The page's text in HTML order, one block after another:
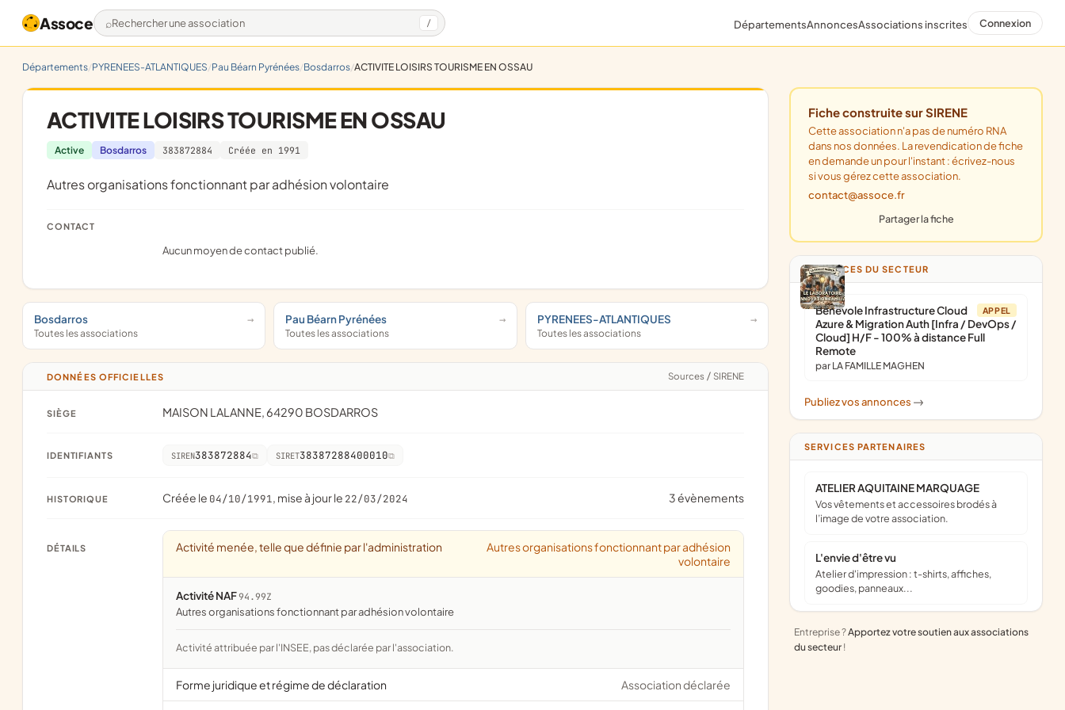
Assoce Rechercher une association / DépartementsAnnoncesAssociations inscrites Connexion
Départements PYRENEES-ATLANTIQUES Pau Béarn Pyrénées Bosdarros ACTIVITE LOISIRS TOURISME EN OSSAU
ACTIVITE LOISIRS TOURISME EN OSSAU
Active Bosdarros 383872884 Créée en 1991
Autres organisations fonctionnant par adhésion volontaire
CONTACT
Aucun moyen de contact publié.
Bosdarros
Toutes les associations
Pau Béarn Pyrénées
Toutes les associations
PYRENEES-ATLANTIQUES
Toutes les associations
DONNÉES OFFICIELLES Sources / SIRENE
SIÈGE MAISON LALANNE, 64290 BOSDARROS
IDENTIFIANTS SIREN383872884 SIRET38387288400010
HISTORIQUE Créée le 04/10/1991, mise à jour le 22/03/2024 3 évènements
DÉTAILS Activité menée, telle que définie par l'administration
Autres organisations fonctionnant par adhésion
volontaire
Activité NAF94.99Z
Autres organisations fonctionnant par adhésion volontaire
Activité attribuée par l'INSEE, pas déclarée par l'association.
Forme juridique et régime de déclaration Association déclarée
Fiche construite sur SIRENE
Cette association n'a pas de numéro RNA
dans nos données. La revendication de fiche
en demande un pour l'instant : écrivez-nous
si vous gérez cette association.
contact@assoce.fr
Partager la fiche
ANNONCES DU SECTEUR
APPEL
Bénévole Infrastructure Cloud
Azure & Migration Auth [Infra / DevOps /
Cloud] H/F - 100% à distance Full
Remote
par LA FAMILLE MAGHEN
Publiez vos annonces ->
SERVICES PARTENAIRES
ATELIER AQUITAINE MARQUAGE
Vos vêtements et accessoires brodés à
l’image de votre association.
L'envie d'être vu
Atelier d'impression : t-shirts, affiches,
goodies, panneaux...
Entreprise ?Apportez votre soutien aux associations
du secteur !